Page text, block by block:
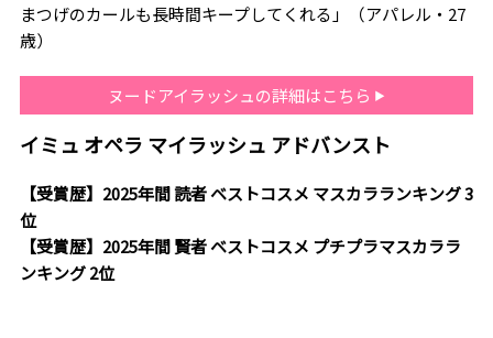
まつげのカールも長時間キープしてくれる」（アパレル・27
歳）
ヌードアイラッシュの詳細はこちら
イミュ オペラ マイラッシュ アドバンスト
【受賞歴】2025年間 読者 ベストコスメ マスカラランキング 3
位
【受賞歴】2025年間 賢者 ベストコスメ プチプラマスカララ
ンキング 2位